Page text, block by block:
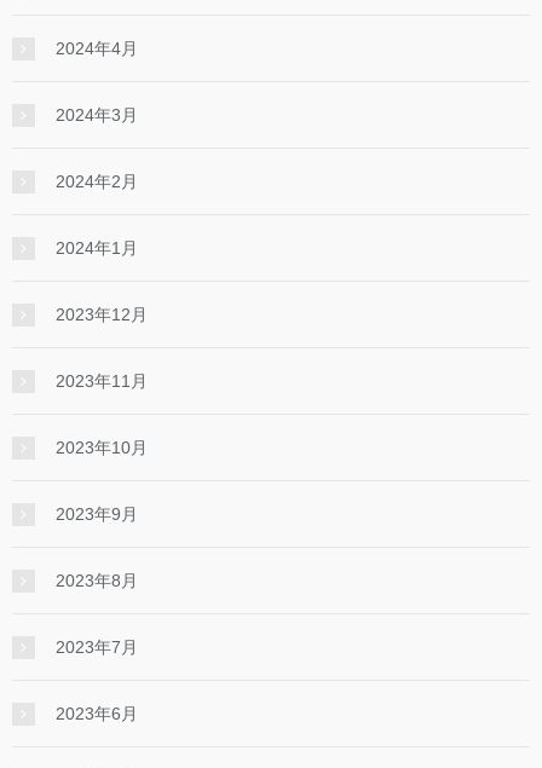
2024年4月
2024年3月
2024年2月
2024年1月
2023年12月
2023年11月
2023年10月
2023年9月
2023年8月
2023年7月
2023年6月